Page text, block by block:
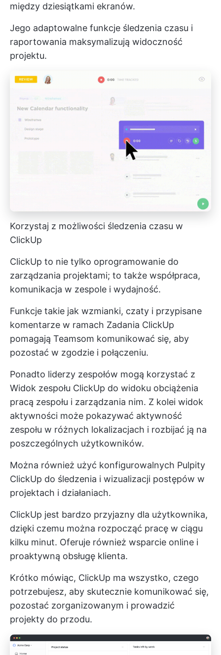
między dziesiątkami ekranów.
Jego adaptowalne funkcje śledzenia czasu i
raportowania maksymalizują widoczność
projektu.
Korzystaj z możliwości śledzenia czasu w
ClickUp
ClickUp to nie tylko oprogramowanie do
zarządzania projektami; to także współpraca,
komunikacja w zespole i wydajność.
Funkcje takie jak wzmianki, czaty i przypisane
komentarze w ramach Zadania ClickUp
pomagają Teamsom komunikować się, aby
pozostać w zgodzie i połączeniu.
Ponadto liderzy zespołów mogą korzystać z
Widok zespołu ClickUp do widoku obciążenia
pracą zespołu i zarządzania nim. Z kolei widok
aktywności może pokazywać aktywność
zespołu w różnych lokalizacjach i rozbijać ją na
poszczególnych użytkowników.
Można również użyć konfigurowalnych Pulpity
ClickUp do śledzenia i wizualizacji postępów w
projektach i działaniach.
ClickUp jest bardzo przyjazny dla użytkownika,
dzięki czemu można rozpocząć pracę w ciągu
kilku minut. Oferuje również wsparcie online i
proaktywną obsługę klienta.
Krótko mówiąc, ClickUp ma wszystko, czego
potrzebujesz, aby skutecznie komunikować się,
pozostać zorganizowanym i prowadzić
projekty do przodu.